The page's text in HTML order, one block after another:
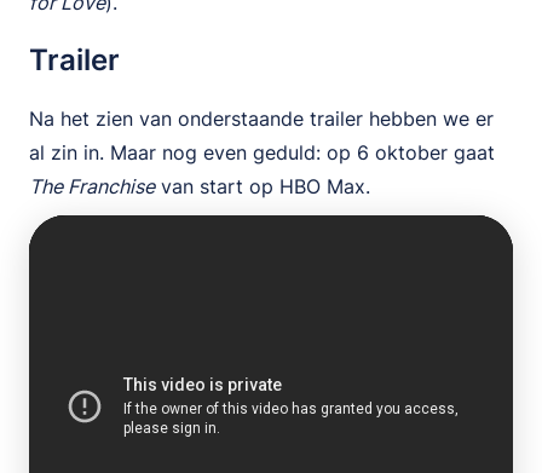
Trailer
Na het zien van onderstaande trailer hebben we er
al zin in. Maar nog even geduld: op 6 oktober gaat
The Franchisevan start op HBO Max.